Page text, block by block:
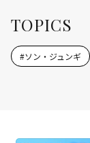
TOPICS
#ソン・ジュンギ